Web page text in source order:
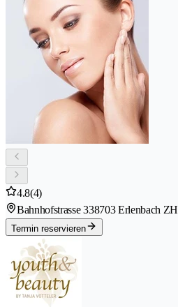
4.8(4)
Bahnhofstrasse 338703 Erlenbach ZH
Termin reservieren